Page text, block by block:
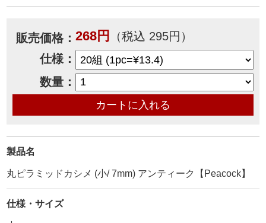
販売価格： 268円
（税込 295円）
仕様：
数量：
製品名
丸ピラミッドカシメ (小/ 7mm) アンティーク【Peacock】
仕様・サイズ